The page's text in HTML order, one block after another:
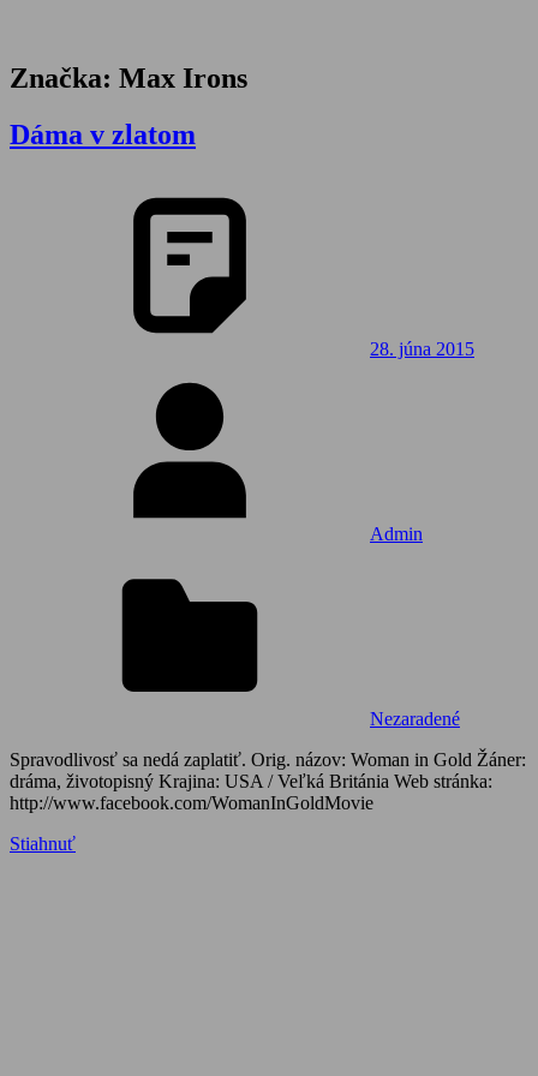
Značka: Max Irons
Dáma v zlatom
28. júna 2015
Admin
Nezaradené
Spravodlivosť sa nedá zaplatiť. Orig. názov: Woman in Gold Žáner:
dráma, životopisný Krajina: USA / Veľká Británia Web stránka:
http://www.facebook.com/WomanInGoldMovie
Stiahnuť